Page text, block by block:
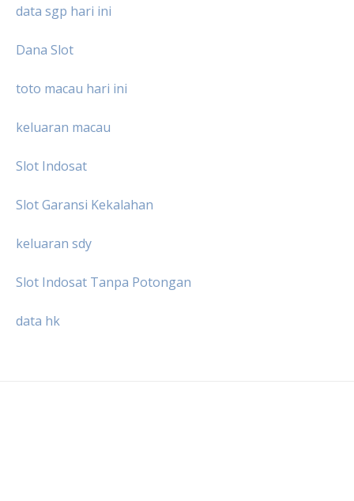
data sgp hari ini
Dana Slot
toto macau hari ini
keluaran macau
Slot Indosat
Slot Garansi Kekalahan
keluaran sdy
Slot Indosat Tanpa Potongan
data hk